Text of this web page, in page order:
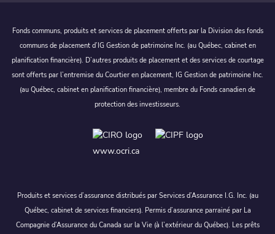
Fonds communs, produits et services de placement offerts par la Division des fonds
communs de placement d’IG Gestion de patrimoine Inc. (au Québec, cabinet en
planification financière). D’autres produits de placement et des services de courtage
sont offerts par l’entremise du Courtier en placement, IG Gestion de patrimoine Inc.
(au Québec, cabinet en planification financière), membre du Fonds canadien de
protection des investisseurs.
www.ocri.ca
Produits et services d’assurance distribués par Services d’Assurance I.G. Inc. (au
Québec, cabinet de services financiers). Permis d’assurance parrainé par La
Compagnie d’Assurance du Canada sur la Vie (à l’extérieur du Québec). Les prêts